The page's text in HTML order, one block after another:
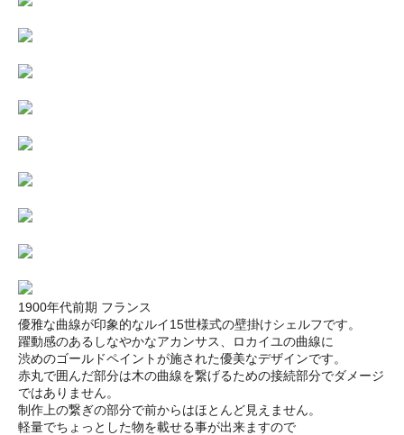
1900年代前期 フランス
優雅な曲線が印象的なルイ15世様式の壁掛けシェルフです。
躍動感のあるしなやかなアカンサス、ロカイユの曲線に
渋めのゴールドペイントが施された優美なデザインです。
赤丸で囲んだ部分は木の曲線を繋げるための接続部分でダメージ
ではありません。
制作上の繋ぎの部分で前からはほとんど見えません。
軽量でちょっとした物を載せる事が出来ますので